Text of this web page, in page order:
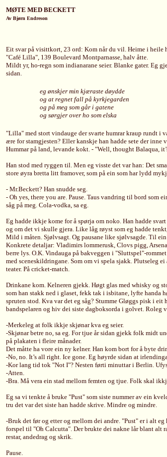
MØTE MED BECKETT
Av Bjørn Endreson
Eit svar på visittkort, 23 ord: Kom når du vil. Heime i heile
"Café Lilla", 139 Boulevard Montparnasse, halv åtte.
Mildt yr, ho-regn som indianarane seier. Blanke gater. Eg
sidan.
eg ønskjer min kjæraste døydde
og at regnet fall på kyrkjegarden
og på meg som går i gatene
og sørgjer over ho som elska
"Lilla" med stort vindauge der svarte humrar kraup rundt i
ære for stamgjesten? Eller kanskje han hadde sete der
Hummar på land, levande kokt. - "Well, thought Balaqua,
Han stod med ryggen til. Men eg visste det var han: Det
store øyra bretta litt framover, som på ein som har lydd
- Mr.Beckett? Han snudde seg.
- Oh yes, there you are. Pause. Taus vandring til bord som
såg på meg. Cola-vodka, sa eg.
Eg hadde ikkje kome for å spørja om noko. Han hadde
og om det vi skulle gjera. Like låg røyst som eg hadde
Mild i måten. Sjølvsagt. Og pausane like sjølvsagde. Til
Konkrete detaljar: Vladimirs lommerusk, Clovs pigg,
berre lys. O.K. Vindauga på bakveggen i "Sluttspel"-
med sceneskildringane. Som om vi spela sjakk. Plutseleg
teater. På cricket-match.
Drinkane kom. Kelneren gjekk. Høgt glas med whisky og
som han stakk ned i glaset, fekk tak i isbitane, lyfte handa
spruten stod. Kva var det eg såg? Stumme Gløggs pisk i
bandspelaren og hiv dei siste dagboksorda i golvet. Roleg
-Merkeleg at folk ikkje skjønar kva eg seier.
-Skjønar betre no, sa eg. For tjue år sidan gjekk folk midt
på plakaten i fleire månader.
Det måtte ha vore ein ny kelner. Han kom bort for å byte
-No, no. It’s all right. Ice gone. Eg høyrde sidan at
-Kor lang tid tok "Not I"? Nesten førti minuttar i Berlin.
-Atten.
-Bra. Må vera ein stad mellom femten og tjue. Folk skal
Eg sa vi tenkte å bruke "Pust" som siste nummer av ein
tru det var det siste han hadde skrive. Mindre og mindre.
-Bruk det før og etter og mellom dei andre. "Pust" er i alt
forspel til "Oh Calcutta". Der brukte dei nakne lår blant alt
restar, andedrag og skrik.
Pause.